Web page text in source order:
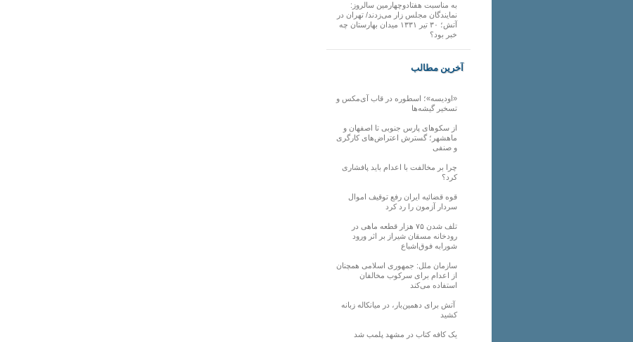
به مناسبت هفتادوچهارمین سالروز:
نمایندگان مجلس زار می‌زدند/ تهران در
آتش؛ ۳۰ تیر ۱۳۳۱ میدان بهارستان چه
خبر بود؟
آخرین مطالب
«اودیسه»؛ اسطوره در قاب آی‌مکس و
تسخیر گیشه‌ها
از سکوهای پارس جنوبی تا اصفهان و
ماهشهر؛ گسترش اعتراض‌های کارگری
و صنفی
چرا بر مخالفت با اعدام باید پافشاری
کرد؟
قوه قضائیه ایران رفع توقیف اموال
سردار آزمون را رد کرد
تلف شدن ۷۵ هزار قطعه ماهی در
رودخانه مسقان شیراز بر اثر ورود
شورابه فوق‌اشباع
سازمان ملل: جمهوری اسلامی همچنان
از اعدام برای سرکوب مخالفان
استفاده می‌کند
آتش برای دهمین‌بار، در میانکاله زبانه
کشید
یک کافه کتاب در مشهد پلمب شد